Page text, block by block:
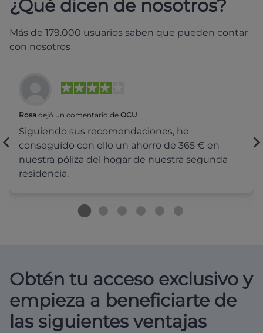
¿Qué dicen de nosotros?
Más de 179.000 usuarios saben que pueden contar
con nosotros
Rosa dejó un comentario de OCU
Siguiendo sus recomendaciones, he
conseguido con ello un ahorro de 365 € en
nuestra póliza del hogar de nuestra segunda
residencia.
Obtén tu acceso exclusivo y
empieza a beneficiarte de
las siguientes ventajas